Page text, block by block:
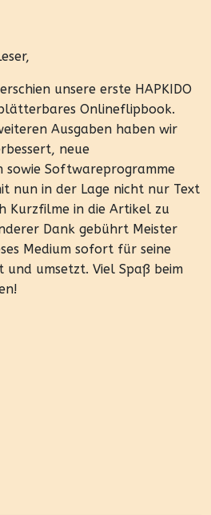
unsere erste HAPKIDO
Onlineflipbook.
Ausgaben haben wir
neue
sowie Softwareprogramme
nun in der Lage nicht nur Text
Kurzfilme in die Artikel zu
Dank gebührt Meister
Medium sofort für seine
umsetzt. Viel Spaß beim